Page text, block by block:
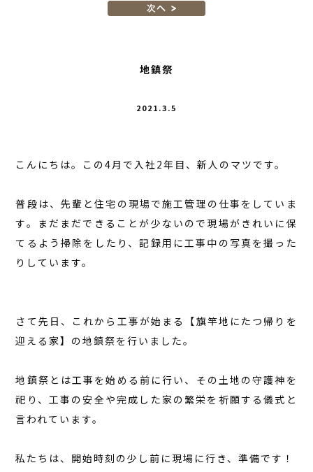
地鎮祭
2021.3.5
こんにちは。この4月で入社2年目、新人のマツです。
普段は、先輩と住宅の現場で施工管理の仕事をしていま
す。まだまだできることが少ないので現場がきれいに保
てるよう掃除をしたり、記録用に工事中の写真を撮った
りしています。
さて先日、これから工事が始まる【旗竿地にたつ帰りを
迎える家】の地鎮祭を行いました。
地鎮祭とは工事を始める前に行い、その土地の守護神を
祀り、工事の安全や完成した家の繁栄を祈願する儀式と
言われています。
私たちは、開始時刻の少し前に現場に行き、準備です！